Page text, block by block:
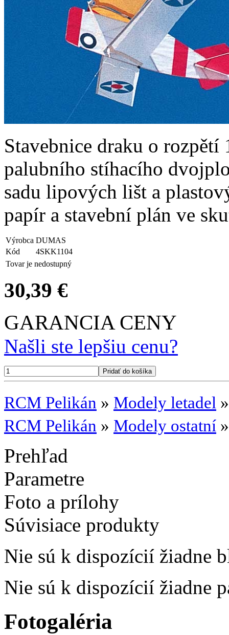
Stavebnice draku o
palubního stíhacího
sadu lipových lišt a
papír a stavební plán ve
Výrobca DUMAS
Kód
4SKK1104
Tovar je nedostupný
30,39 €
GARANCIA CENY
Našli ste lepšiu cenu?
RCM Pelikán » Modely letadel
RCM Pelikán » Modely ostatní
Prehľad
Parametre
Foto a prílohy
Súvisiace produkty
Nie sú k dispozícií žiadne
Nie sú k dispozícií žiadne
Fotogaléria